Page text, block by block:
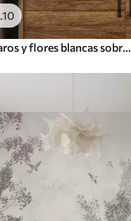
.10
Ramas con pájaros y flores blancas sobre un fondo delicado